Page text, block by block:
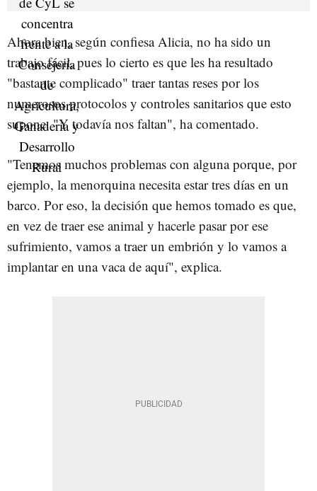
Ahora bien, según confiesa Alicia, no ha sido un
trabajo fácil, pues lo cierto es que les ha resultado
"bastante complicado" traer tantas reses por los
numerosos protocolos y controles sanitarios que esto
supone. "Y todavía nos faltan", ha comentado.
"Tenemos muchos problemas con alguna porque, por
ejemplo, la menorquina necesita estar tres días en un
barco. Por eso, la decisión que hemos tomado es que,
en vez de traer ese animal y hacerle pasar por ese
sufrimiento, vamos a traer un embrión y lo vamos a
implantar en una vaca de aquí", explica.